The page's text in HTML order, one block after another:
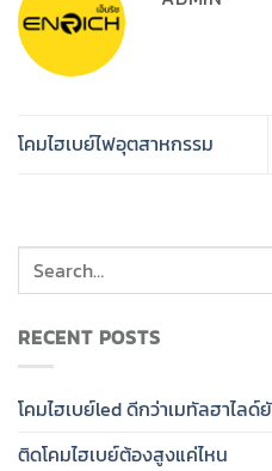
โคมไฮเบย์ไฟอุตสาหกรรม
RECENT POSTS
โคมไฮเบย์led ดีกว่าเมทัลฮาไลด์
ติดโคมไฮเบย์ต้องสูงแค่ไหน